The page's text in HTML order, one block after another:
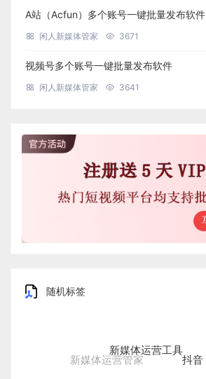
A站（Acfun）多个账号一键批量发布软件
闲人新媒体管家 3671
视频号多个账号一键批量发布软件
闲人新媒体管家 3641
随机标签
新媒体运营管家
新媒体运营工具
抖音